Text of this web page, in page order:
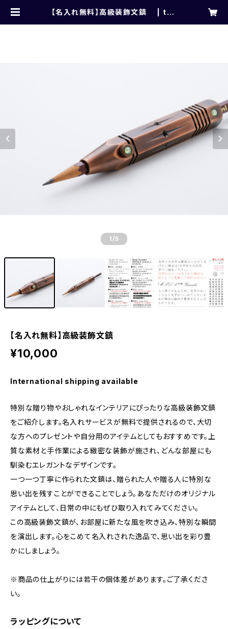
【名入れ無料】高級装飾文鎮 | tak
1 /5
【名入れ無料】高級装飾文鎮
¥10,000
International shipping available
特別な贈り物やおしゃれなインテリアにぴったりな高級装飾文鎮
をご紹介します。名入れサービスが無料で提供されるので、大切
な方へのプレゼントや自分用のアイテムとしてもおすすめです。上
質な素材と手作業による緻密な装飾が施され、どんな部屋にも
馴染むエレガントなデザインです。
一つ一つ丁寧に作られた文鎮は、贈られた人や贈る人に特別な
思い出を残すことができることでしょう。あなただけのオリジナル
アイテムとして、日常の中にもぜひ取り入れてみてください。
この高級装飾文鎮が、お部屋に新たな風を吹き込み、特別な瞬間
を演出します。心をこめて名入れされた逸品で、思い出を彩り豊
かにしましょう。
※商品の仕上がりには若干の個体差があります。ご了承くださ
い。
ラッピングについて